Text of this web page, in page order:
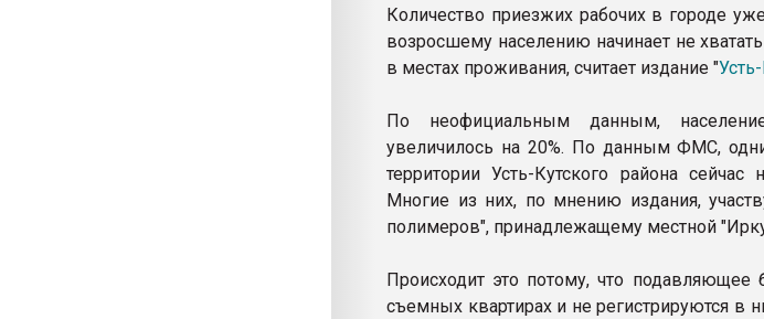
Количество приезжих рабочих в городе
возросшему населению начинает не
в местах проживания, считает издание "
По неофициальным данным,
увеличилось на 20%. По данным ФМС,
территории Усть-Кутского района
Многие из них, по мнению издания,
полимеров", принадлежащему местной
Происходит это потому, что
съемных квартирах и не регистрируются в